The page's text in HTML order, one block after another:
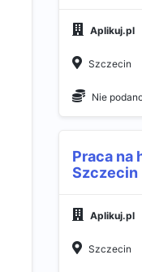
Aplikuj.pl
Szczecin
Nie
Praca na
Szczecin
Aplikuj.pl
Szczecin